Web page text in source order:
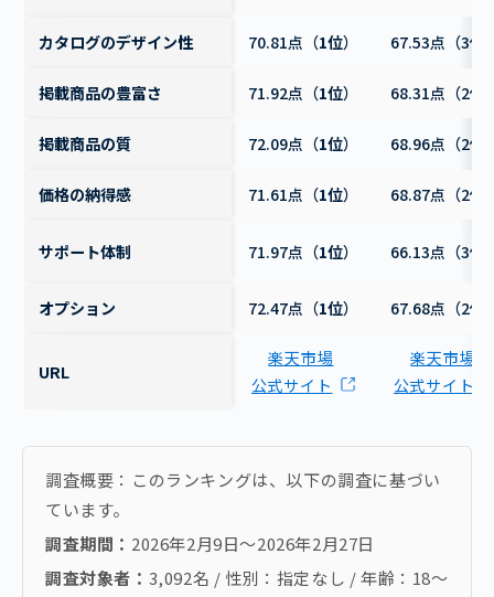
カタログのデザイン性 70.81点（1位） 67.53点（3位
掲載商品の豊富さ 71.92点（1位） 68.31点（2位
掲載商品の質 72.09点（1位） 68.96点（2位
価格の納得感 71.61点（1位） 68.87点（2位
サポート体制 71.97点（1位） 66.13点（3位
オプション 72.47点（1位） 67.68点（2位
URL
楽天市場
公式サイト
楽天市場
公式サイト
調査概要：このランキングは、以下の調査に基づい
ています。
調査期間： 2026年2月9日～2026年2月27日
調査対象者： 3,092名 / 性別：指定なし / 年齢：18〜